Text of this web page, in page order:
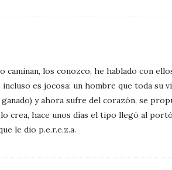
caminan, los conozco, he hablado con
es jocosa: un hombre que toda su
y ahora sufre del corazón, se
crea, hace unos días el tipo llegó al
le dio p.e.r.e.z.a.